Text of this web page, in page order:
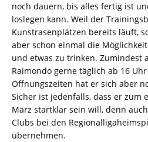
noch dauern, bis alles fertig ist
loslegen kann. Weil der
Kunstrasenplätzen bereits läuft,
aber schon einmal die
und etwas zu trinken. Zumindest
Raimondo gerne täglich ab 16
Öffnungszeiten hat er sich aber
Sicher ist jedenfalls, dass er zum
März startklar sein will, denn
Clubs bei den
übernehmen.